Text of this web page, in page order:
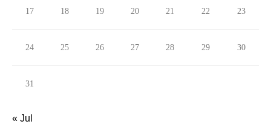
17 18 19 20 21 22 23
24 25 26 27 28 29 30
31
« Jul